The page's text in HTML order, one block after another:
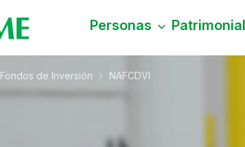
Personas Patrimonial
Fondos de Inversión NAFCDVI